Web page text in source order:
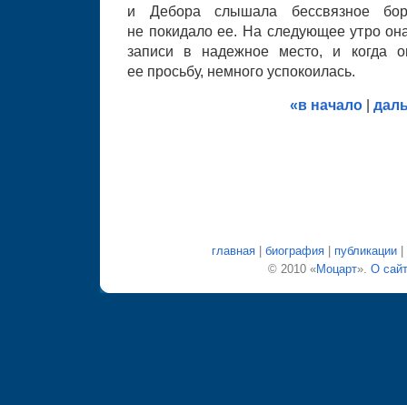
и Дебора слышала бессвязное
не покидало ее. На следующее утро
записи в надежное место, и когда
ее просьбу, немного успокоилась.
«в начало |
главная| биография| публикации|
© 2010 «Моцарт». О